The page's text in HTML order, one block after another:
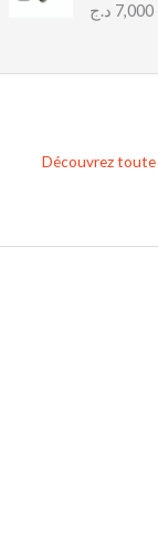
7,000 د.ج
Découvrez